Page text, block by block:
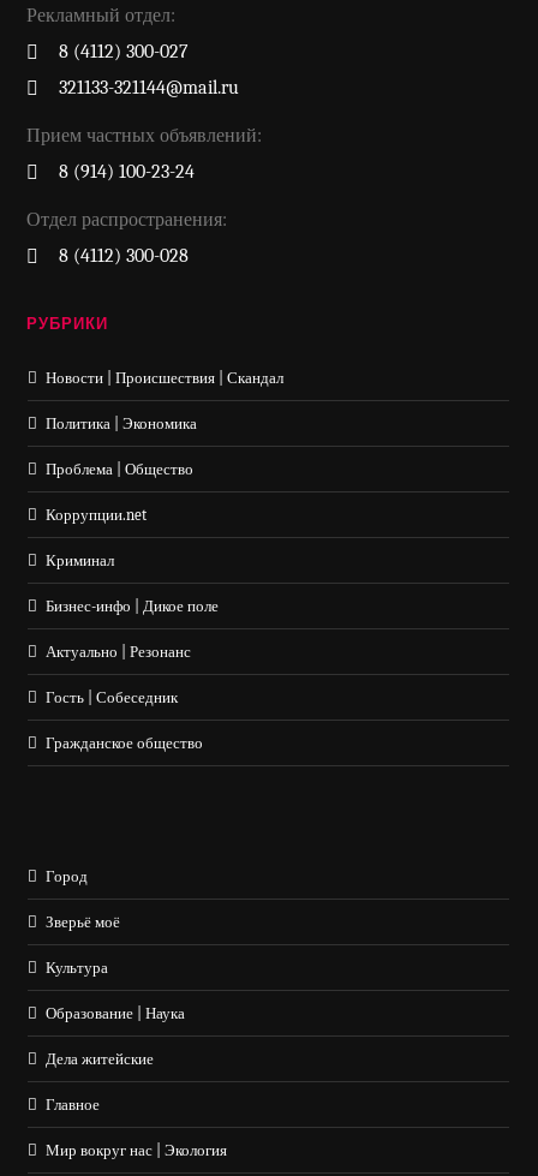
Рекламный отдел:
8 (4112) 300-027
321133-321144@mail.ru
Прием частных объявлений:
8 (914) 100-23-24
Отдел распространения:
8 (4112) 300-028
РУБРИКИ
Новости | Происшествия | Скандал
Политика | Экономика
Проблема | Общество
Коррупции.net
Криминал
Бизнес-инфо | Дикое поле
Актуально | Резонанс
Гость | Собеседник
Гражданское общество
Город
Зверьё моё
Культура
Образование | Наука
Дела житейские
Главное
Мир вокруг нас | Экология